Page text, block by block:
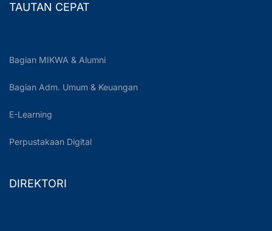
TAUTAN CEPAT
Bagian MIKWA & Alumni
Bagian Adm. Umum & Keuangan
E-Learning
Perpustakaan Digital
DIREKTORI